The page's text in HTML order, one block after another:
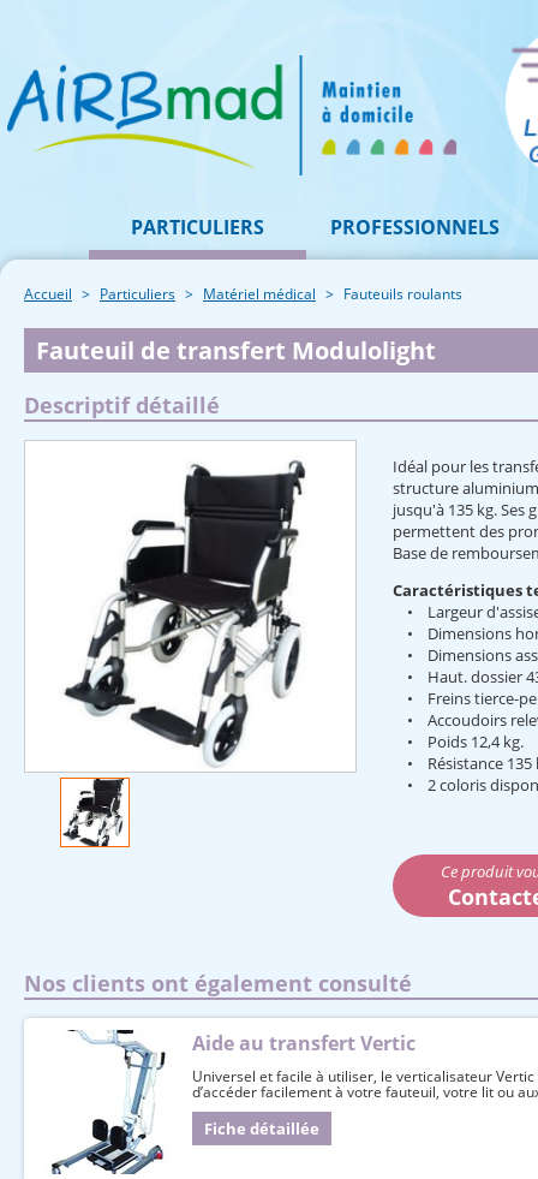
PARTICULIERS PROFESSIONNELS
Accueil Particuliers Matériel médical Fauteuils roulants
Fauteuil de transfert Modulolight
Descriptif détaillé
Idéal pour les
structure
jusqu'à 135 kg. Ses
permettent des
Base de
Caractéristiques
• Largeur
• Dimensions
• Dimensions
• Haut. dossier
• Freins tierce-
• Accoudoirs
• Poids 12,4 kg.
• Résistance 135
• 2 coloris
Ce produit
Nos clients ont également consulté
Aide au transfert Vertic
Universel et facile à utiliser, le verticalisateur
d’accéder facilement à votre fauteuil, votre lit ou
Fiche détaillée